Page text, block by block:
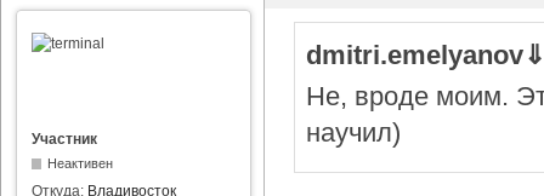
Участник
Неактивен
Откуда: Владивосток
Не, вроде моим.
научил)